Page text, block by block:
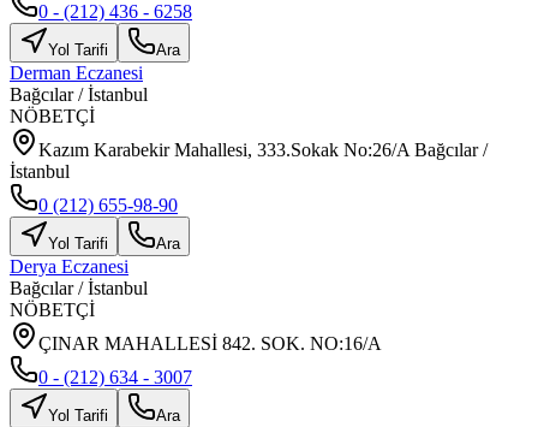
0 - (212) 436 - 6258
Yol Tarifi Ara
Derman Eczanesi
Bağcılar/İstanbul
NÖBETÇİ
Kazım Karabekir Mahallesi, 333.Sokak No:26/A Bağcılar /
İstanbul
0 (212) 655-98-90
Yol Tarifi Ara
Derya Eczanesi
Bağcılar/İstanbul
NÖBETÇİ
ÇINAR MAHALLESİ 842. SOK. NO:16/A
0 - (212) 634 - 3007
Yol Tarifi Ara